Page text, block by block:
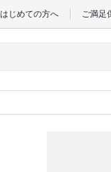
はじめての方へ ご満足